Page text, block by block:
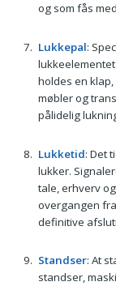
og som fås
Lukkepal:
holdes en
møbler og
pålidelig
Lukketid: Det
lukker.
tale, erhverv
overgangen
definitive
Standser: At
standser,